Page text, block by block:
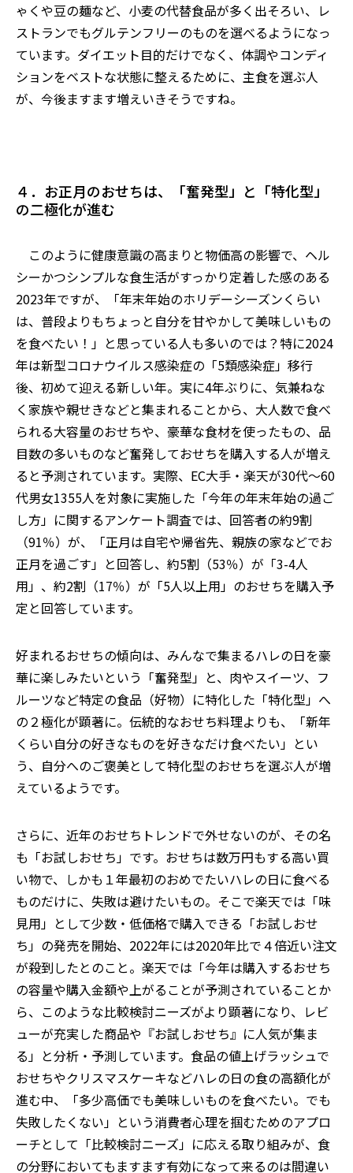
ゃくや豆の麺など、小麦の代替食品が多く出そろい、レ
ストランでもグルテンフリーのものを選べるようになっ
ています。ダイエット目的だけでなく、体調やコンディ
ションをベストな状態に整えるために、主食を選ぶ人
が、今後ますます増えいきそうですね。
４．お正月のおせちは、「奮発型」と「特化型」
の二極化が進む
このように健康意識の高まりと物価高の影響で、ヘル
シーかつシンプルな食生活がすっかり定着した感のある
2023年ですが、 「年末年始のホリデーシーズンくらい
は、普段よりもちょっと自分を甘やかして美味しいもの
を食べたい！」と思っている人も多いのでは？特に2024
年は新型コロナウイルス感染症の 「5類感染症」 移行
後、 初めて迎える新しい年。実に4年ぶりに、気兼ねな
く家族や親せきなどと集まれることから、大人数で食べ
られる大容量のおせちや、豪華な食材を使ったもの、品
目数の多いものなど奮発しておせちを購入する人が増え
ると予測されています。 実際、 EC大手・ 楽天が30代～60
代男女1355人を対象に実施した「今年の年末年始の過ご
し方」に関するアンケート調査では、回答者の約9割
（91％）が、「正月は自宅や帰省先、親族の家などでお
正月を過ごす」と回答し、約5割（53％）が「3-4人
用」、約2割（17％）が「5人以上用」のおせちを購入予
定と回答しています。
好まれるおせちの傾向は、みんなで集まるハレの日を豪
華に楽しみたいという「奮発型」と、肉やスイーツ、フ
ルーツなど特定の食品（好物）に特化した「特化型」へ
の２極化が顕著に。伝統的なおせち料理よりも、「新年
くらい自分の好きなものを好きなだけ食べたい」とい
う、自分へのご褒美として特化型のおせちを選ぶ人が増
えているようです。
さらに、近年のおせちトレンドで外せないのが、その名
も「お試しおせち」です。 おせちは数万円もする高い買
い物で、しかも１年最初のおめでたいハレの日に食べる
ものだけに、失敗は避けたいもの。そこで楽天では「味
見用」として少数・低価格で購入できる「お試しおせ
ち」の発売を開始、2022年には2020年比で４倍近い注文
が殺到したとのこと。楽天では「今年は購入するおせち
の容量や購入金額や上がることが予測されていることか
ら、このような比較検討ニーズがより顕著になり、レビ
ューが充実した商品や 『お試しおせち』 に人気が集ま
る」と分析・予測しています。食品の値上げラッシュで
おせちやクリスマスケーキなどハレの日の食の高額化が
進む中、「多少高価でも美味しいものを食べたい。でも
失敗したくない」という消費者心理を掴むためのアプロ
ーチとして「比較検討ニーズ」に応える取り組みが、 食
の分野においてもますます有効になって来るのは間違い